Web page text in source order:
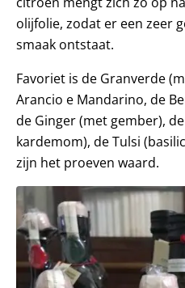
olijfolie, zodat er een zeer
smaak ontstaat.
Favoriet is de Granverde
Arancio e Mandarino, de
de Ginger (met gember),
kardemom), de Tulsi
zijn het proeven waard.